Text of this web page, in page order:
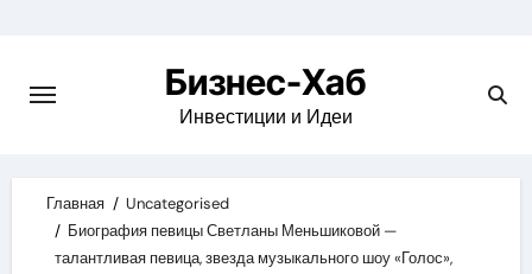
content
Бизнес-Хаб
Инвестиции и Идеи
Главная
Uncategorised
Биография певицы Светланы Меньшиковой —
талантливая певица, звезда музыкального шоу «Голос»,